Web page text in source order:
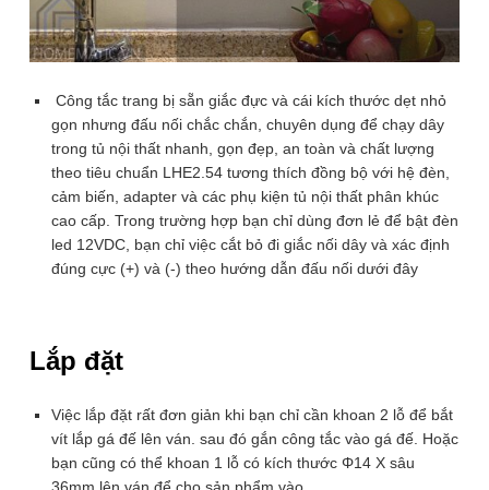
Công tắc trang bị sẵn giắc đực và cái kích thước dẹt nhỏ
gọn nhưng đấu nối chắc chắn, chuyên dụng để chạy dây
trong tủ nội thất nhanh, gọn đẹp, an toàn và chất lượng
theo tiêu chuẩn LHE2.54 tương thích đồng bộ với hệ đèn,
cảm biến, adapter và các phụ kiện tủ nội thất phân khúc
cao cấp. Trong trường hợp bạn chỉ dùng đơn lẻ để bật đèn
led 12VDC, bạn chỉ việc cắt bỏ đi giắc nối dây và xác định
đúng cực (+) và (-) theo hướng dẫn đấu nối dưới đây
Lắp đặt
Việc lắp đặt rất đơn giản khi bạn chỉ cần khoan 2 lỗ để bắt
vít lắp gá đế lên ván. sau đó gắn công tắc vào gá đế. Hoặc
bạn cũng có thể khoan 1 lỗ có kích thước Φ14 X sâu
Công tắc tủ nội thất cảm biến vẫy
tay 12V HMSC-H12x có những gì?
Rất tệ
Biến Vẫy Tay 12V HMSC-H12x
Giá bán:
149.000₫
(Có Dimmer và đế gá nam châm)
ĐẶT HÀNG NGAY
(Required)
Sản phẩm liên quan